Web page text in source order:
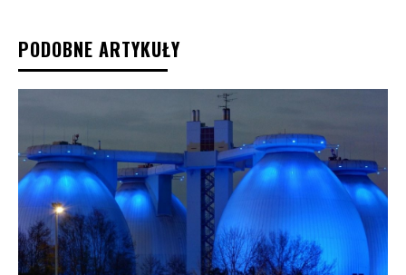
PODOBNE ARTYKUŁY